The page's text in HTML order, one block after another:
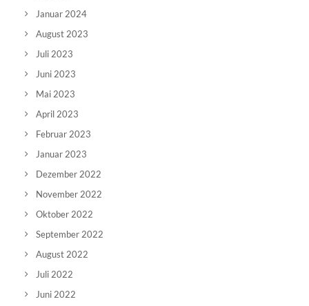
Januar 2024
August 2023
Juli 2023
Juni 2023
Mai 2023
April 2023
Februar 2023
Januar 2023
Dezember 2022
November 2022
Oktober 2022
September 2022
August 2022
Juli 2022
Juni 2022